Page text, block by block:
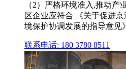
（2）严格环境准入,推动产
区企业应符合 《关于促进
境保护协调发展的指导意见
联系电话: 180 3780 8511